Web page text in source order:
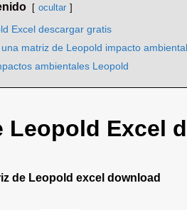
ocultar
Excel descargar gratis
matriz de Leopold impacto
ambientales Leopold
Leopold Excel
de Leopold excel download